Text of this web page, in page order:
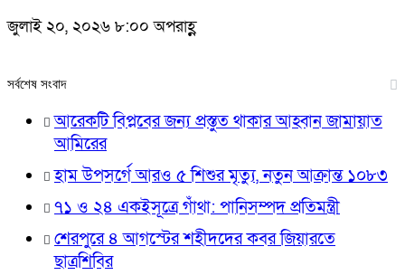
জুলাই ২০, ২০২৬ ৮:০০ অপরাহ্ণ
সর্বশেষ সংবাদ
আরেকটি বিপ্লবের জন্য প্রস্তুত থাকার আহ্বান জামায়াত
আমিরের
হাম উপসর্গে আরও ৫ শিশুর মৃত্যু, নতুন আক্রান্ত ১০৮৩
৭১ ও ২৪ একইসূত্রে গাঁথা: পানিসম্পদ প্রতিমন্ত্রী
শেরপুরে ৪ আগস্টের শহীদদের কবর জিয়ারতে
ছাত্রশিবির